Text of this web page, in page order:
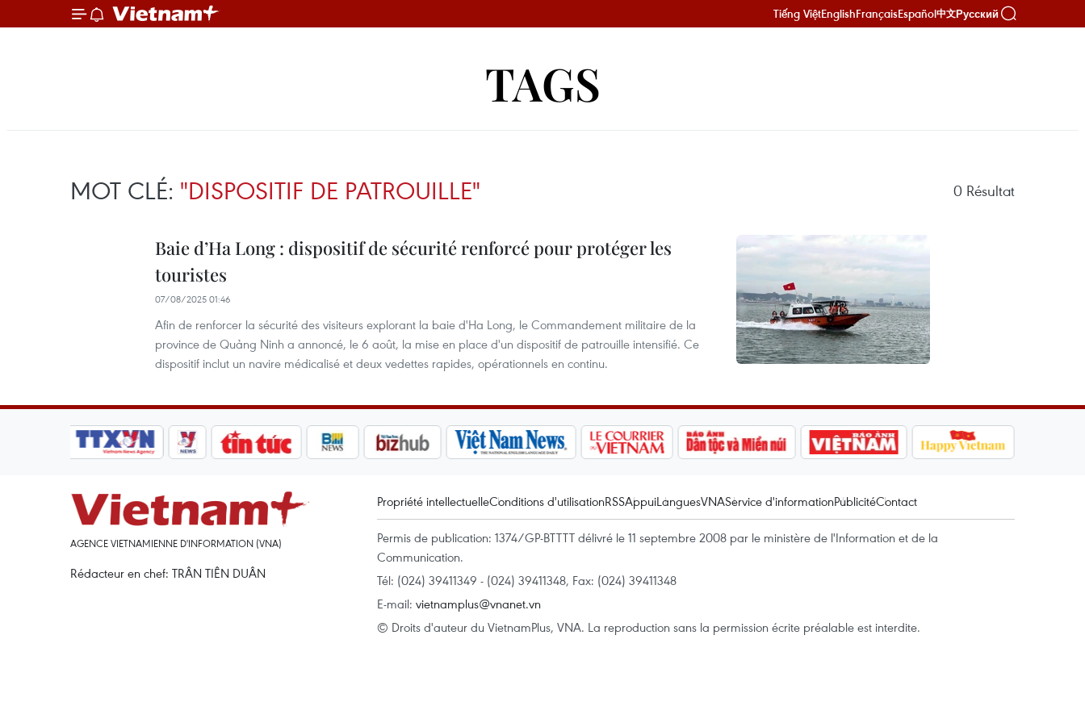
Tiếng ViệtEnglishFrançaisEspañol中文Русский
TAGS
MOT CLÉ: "DISPOSITIF DE PATROUILLE" 0 Résultat
Baie d’Ha Long : dispositif de sécurité renforcé pour protéger les
touristes
07/08/2025 01:46
Afin de renforcer la sécurité des visiteurs explorant la baie d'Ha Long, le Commandement militaire de la
province de Quảng Ninh a annoncé, le 6 août, la mise en place d'un dispositif de patrouille intensifié. Ce
dispositif inclut un navire médicalisé et deux vedettes rapides, opérationnels en continu.
AGENCE VIETNAMIENNE D'INFORMATION (VNA)
Rédacteur en chef: TRÂN TIÊN DUÂN
Propriété intellectuelleConditions d'utilisationRSSAppuiLanguesVNAService d'informationPublicitéContact
Permis de publication: 1374/GP-BTTTT délivré le 11 septembre 2008 par le ministère de l'Information et de la
Communication.
Tél: (024) 39411349 - (024) 39411348, Fax: (024) 39411348
E-mail: vietnamplus@vnanet.vn
© Droits d'auteur du VietnamPlus, VNA. La reproduction sans la permission écrite préalable est interdite.